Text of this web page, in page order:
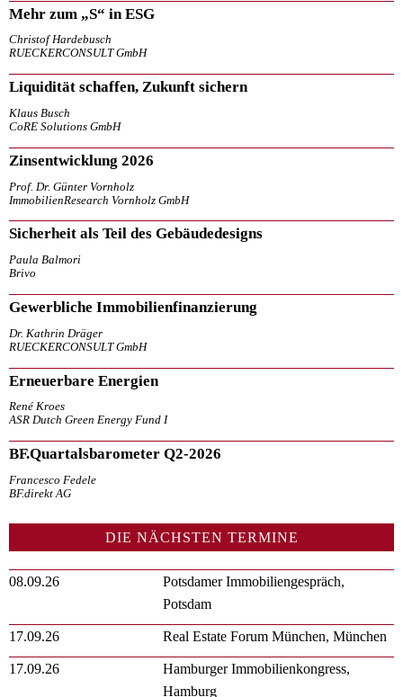
Mehr zum „S“ in ESG
Christof Hardebusch
RUECKERCONSULT GmbH
Liquidität schaffen, Zukunft sichern
Klaus Busch
CoRE Solutions GmbH
Zinsentwicklung 2026
Prof. Dr. Günter Vornholz
ImmobilienResearch Vornholz GmbH
Sicherheit als Teil des Gebäudedesigns
Paula Balmori
Brivo
Gewerbliche Immobilienfinanzierung
Dr. Kathrin Dräger
RUECKERCONSULT GmbH
Erneuerbare Energien
René Kroes
ASR Dutch Green Energy Fund I
BF.Quartalsbarometer Q2-2026
Francesco Fedele
BF.direkt AG
DIE NÄCHSTEN TERMINE
08.09.26
Potsdamer Immobiliengespräch,
Potsdam
17.09.26 Real Estate Forum München, München
17.09.26
Hamburger Immobilienkongress,
Hamburg